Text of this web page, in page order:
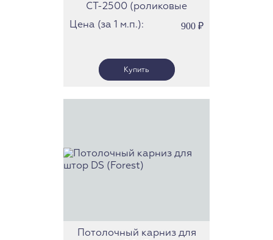
СТ-2500 (роликовые
бегунки)
Цена (за 1 м.п.): 900 ₽
Потолочный карниз для